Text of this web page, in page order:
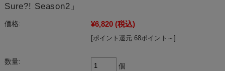
Sure?! Season2」
価格: ¥6,820 (税込)
[ポイント還元 68ポイント～]
数量:
個